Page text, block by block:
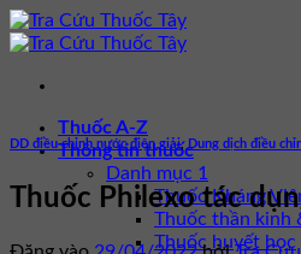
Bỏ
qua
dung
Thuốc A-Z
Thông tin thuốc
Danh mục 1
Thuốc Kháng
Thuốc thần kinh
Thuốc huyết học
DD điều chỉnh nước điện giải, Dung dịch điều
Thuốc Philexo tác